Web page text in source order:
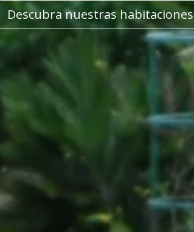
Descubra nuestras habitaciones